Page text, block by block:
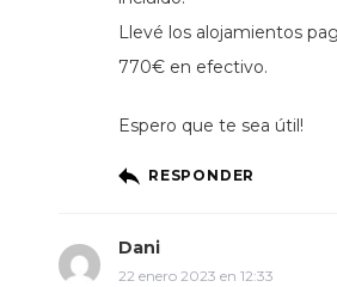
Llevé los alojamientos
770€ en efectivo.
Espero que te sea útil!
RESPONDER
Dani
22 enero 2023 en 12:33